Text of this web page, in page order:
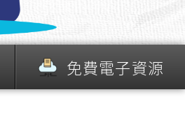
免費電子資源